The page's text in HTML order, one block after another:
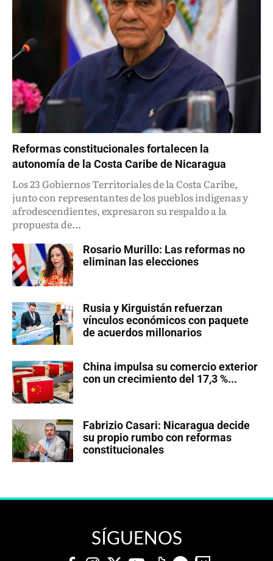
Reformas constitucionales fortalecen la
autonomía de la Costa Caribe de Nicaragua
Los 23 Gobiernos Territoriales de la Costa Caribe,
junto con representantes de los pueblos indígenas y
afrodescendientes, expresaron su respaldo a la
propuesta de...
Rosario Murillo: Las reformas no
eliminan las elecciones
Rusia y Kirguistán refuerzan
vínculos económicos con paquete
de acuerdos millonarios
China impulsa su comercio exterior
con un crecimiento del 17,3 %...
Fabrizio Casari: Nicaragua decide
su propio rumbo con reformas
constitucionales
SÍGUENOS